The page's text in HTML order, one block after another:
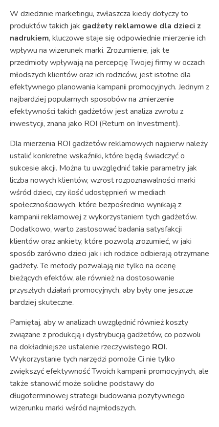
W dziedzinie marketingu, zwłaszcza kiedy dotyczy to
produktów takich jak gadżety reklamowe dla dzieci z
nadrukiem, kluczowe staje się odpowiednie mierzenie ich
wpływu na wizerunek marki. Zrozumienie, jak te
przedmioty wpływają na percepcję Twojej firmy w oczach
młodszych klientów oraz ich rodziców, jest istotne dla
efektywnego planowania kampanii promocyjnych. Jednym z
najbardziej popularnych sposobów na zmierzenie
efektywności takich gadżetów jest analiza zwrotu z
inwestycji, znana jako ROI (Return on Investment).
Dla mierzenia ROI gadżetów reklamowych najpierw należy
ustalić konkretne wskaźniki, które będą świadczyć o
sukcesie akcji. Można tu uwzględnić takie parametry jak
liczba nowych klientów, wzrost rozpoznawalności marki
wśród dzieci, czy ilość udostępnień w mediach
społecznościowych, które bezpośrednio wynikają z
kampanii reklamowej z wykorzystaniem tych gadżetów.
Dodatkowo, warto zastosować badania satysfakcji
klientów oraz ankiety, które pozwolą zrozumieć, w jaki
sposób zarówno dzieci jak i ich rodzice odbierają otrzymane
gadżety. Te metody pozwalają nie tylko na ocenę
bieżących efektów, ale również na dostosowanie
przyszłych działań promocyjnych, aby były one jeszcze
bardziej skuteczne.
Pamiętaj, aby w analizach uwzględnić również koszty
związane z produkcją i dystrybucją gadżetów, co pozwoli
na dokładniejsze ustalenie rzeczywistego ROI.
Wykorzystanie tych narzędzi pomoże Ci nie tylko
zwiększyć efektywność Twoich kampanii promocyjnych, ale
także stanowić może solidne podstawy do
długoterminowej strategii budowania pozytywnego
wizerunku marki wśród najmłodszych.